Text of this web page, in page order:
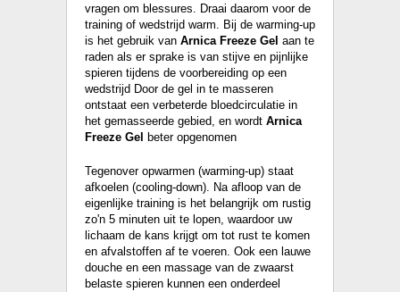
vragen om blessures. Draai daarom voor de
training of wedstrijd warm. Bij de warming-up
is het gebruik van Arnica Freeze Gel aan te
raden als er sprake is van stijve en pijnlijke
spieren tijdens de voorbereiding op een
wedstrijd Door de gel in te masseren
ontstaat een verbeterde bloedcirculatie in
het gemasseerde gebied, en wordt Arnica
Freeze Gel
beter opgenomen
Tegenover opwarmen (warming-up) staat
afkoelen (cooling-down). Na afloop van de
eigenlijke training is het belangrijk om rustig
zo'n 5 minuten uit te lopen, waardoor uw
lichaam de kans krijgt om tot rust te komen
en afvalstoffen af te voeren. Ook een lauwe
douche en een massage van de zwaarst
belaste spieren kunnen een onderdeel